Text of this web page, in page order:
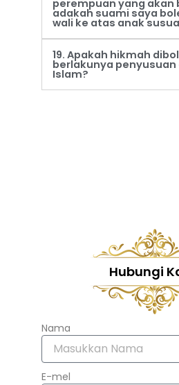
perempuan yang akan
adakah suami saya
wali ke atas anak
19. Apakah hikmah
berlakunya penyusuan
Islam?
Hubungi
Nama
E-mel